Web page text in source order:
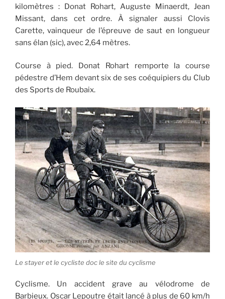
kilomètres : Donat Rohart, Auguste Minaerdt, Jean
Missant, dans cet ordre. À signaler aussi Clovis
Carette, vainqueur de l’épreuve de saut en longueur
sans élan (sic), avec 2,64 mètres.
Course à pied. Donat Rohart remporte la course
pédestre d’Hem devant six de ses coéquipiers du Club
des Sports de Roubaix.
Le stayer et le cycliste doc le site du cyclisme
Cyclisme. Un accident grave au vélodrome de
Barbieux. Oscar Lepoutre était lancé à plus de 60 km/h